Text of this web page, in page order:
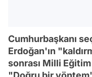
Cumhurbaşkanı
Erdoğan'ın
sonrası Milli